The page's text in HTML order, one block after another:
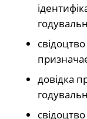
довідка